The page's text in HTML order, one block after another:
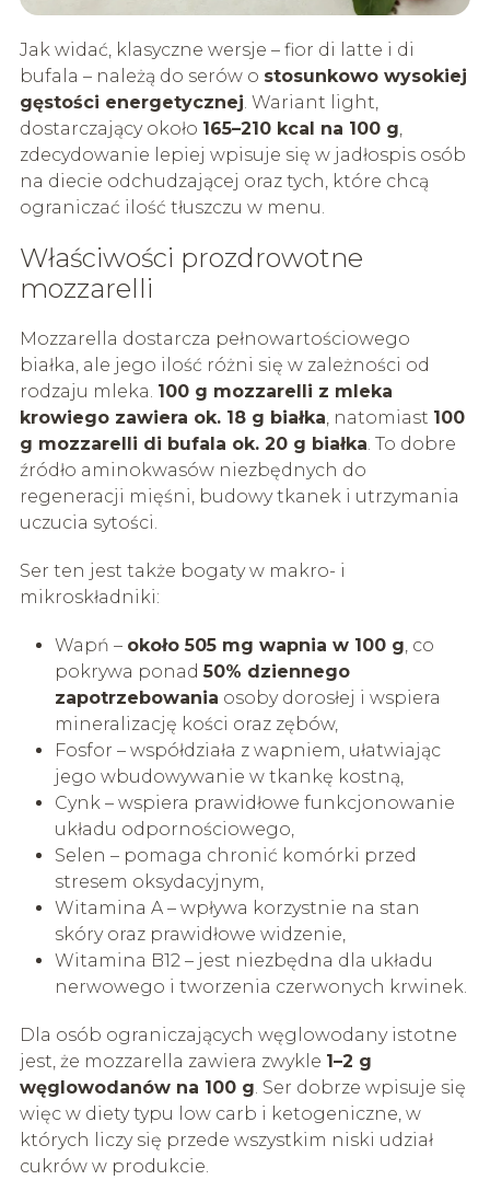
Jak widać, klasyczne wersje – fior di latte i di
bufala – należą do serów o stosunkowo wysokiej
gęstości energetycznej . Wariant light,
dostarczający około 165–210 kcal na 100 g
zdecydowanie lepiej wpisuje się w jadłospis osób
na diecie odchudzającej oraz tych, które chcą
ograniczać ilość tłuszczu w menu.
Właściwości prozdrowotne
mozzarelli
Mozzarella dostarcza pełnowartościowego
białka, ale jego ilość różni się w zależności od
rodzaju mleka. 100 g mozzarelli z mleka
krowiego zawiera ok. 18 g białka , natomiast 100
g mozzarelli di bufala ok. 20 g białka . To dobre
źródło aminokwasów niezbędnych do
regeneracji mięśni, budowy tkanek i utrzymania
uczucia sytości.
Ser ten jest także bogaty w makro- i
mikroskładniki:
Wapń – około 505 mg wapnia w 100 g , co
pokrywa ponad50% dziennego
zapotrzebowania osoby dorosłej i wspiera
mineralizację kości oraz zębów,
Fosfor – współdziała z wapniem, ułatwiając
jego wbudowywanie w tkankę kostną,
Cynk – wspiera prawidłowe funkcjonowanie
układu odpornościowego,
Selen – pomaga chronić komórki przed
stresem oksydacyjnym,
Witamina A – wpływa korzystnie na stan
skóry oraz prawidłowe widzenie,
Witamina B12 – jest niezbędna dla układu
nerwowego i tworzenia czerwonych krwinek.
Dla osób ograniczających węglowodany istotne
jest, że mozzarella zawiera zwykle 1–2 g
węglowodanów na 100 g . Ser dobrze wpisuje się
więc w diety typu low carb i ketogeniczne, w
których liczy się przede wszystkim niski udział
cukrów w produkcie.